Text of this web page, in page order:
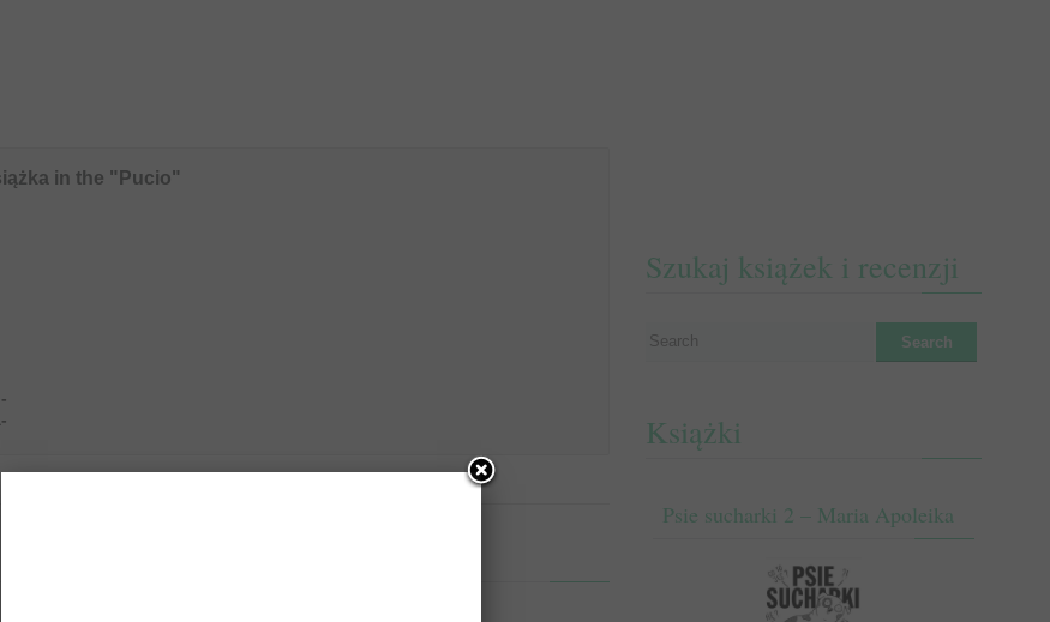
in the "Pucio"
Szukaj książek i recenzji
Książki
Psie sucharki 2 – Maria Apoleika